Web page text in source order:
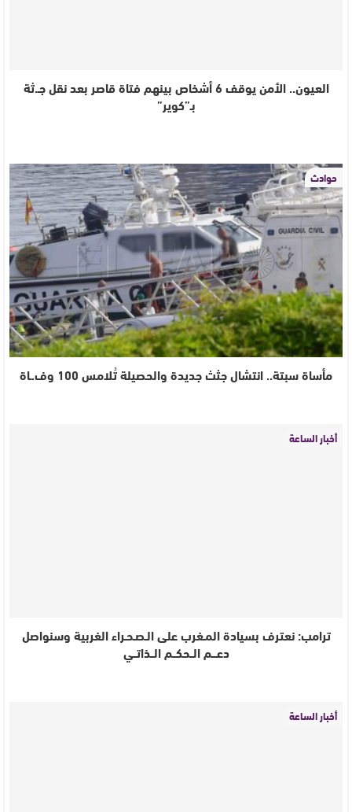
العيون.. الأمن يوقف 6 أشخاص بينهم فتاة قاصر بعد نقل جـ.ثة
بـ”كوير”
حوادث
مأساة سبتة.. انتشال جثث جديدة والحصيلة تُلامس 100 وف.ـاة
أخبار الساعة
ترامب: نعترف بسيادة المـغرب على الـصـحـراء الغربية وسنواصل
دعـــم الــحكــم الــذاتــي
أخبار الساعة